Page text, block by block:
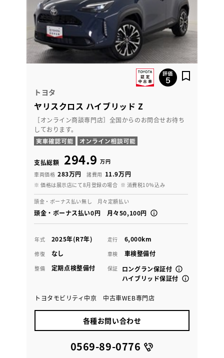
トヨタ
ヤリスクロス ハイブリッド Z
［オンライン商談専門店］全国からのお問合せお待ち
しております。
支払総額 294.9 万円
車両価格 283万円 諸費用 11.9万円
※ 価格は展示店にて8月登録の場合 ※ 消費税10％込み
頭金・ボーナス払い無し 月々定額払い
頭金・ボーナス払い0円 月々50,100円
年式 2025年(R7年) 走行 6,000km
修復 なし 車検 車検整備付
整備 定期点検整備付 保証
ロングラン保証付
ハイブリッド保証付
トヨタモビリティ中京 中古車WEB専門店
各種お問い合わせ
0569-89-0776